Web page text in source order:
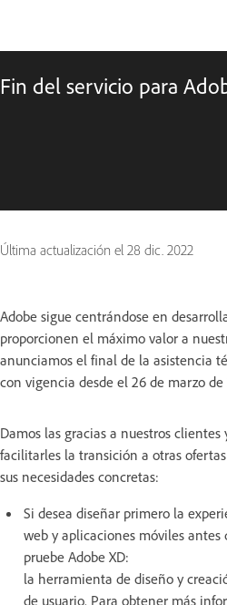
Fin del servicio para
Última actualización el 28 dic. 2022
Adobe sigue centrándose en
proporcionen el máximo valor a
anunciamos el final de la asistencia
con vigencia desde el 26 de marzo de
Damos las gracias a nuestros
facilitarles la transición a otras
sus necesidades concretas:
Si desea diseñar primero la
web y aplicaciones móviles antes
pruebe Adobe XD:
la herramienta de diseño y
de usuario. Para obtener más